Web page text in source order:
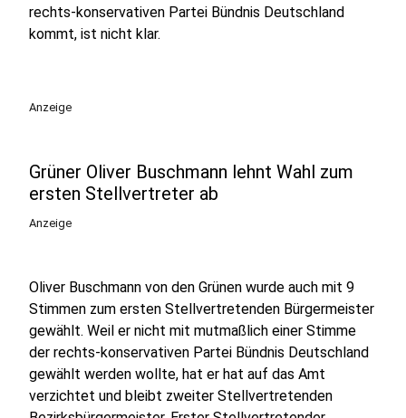
rechts-konservativen Partei Bündnis Deutschland
kommt, ist nicht klar.
Anzeige
Grüner Oliver Buschmann lehnt Wahl zum
ersten Stellvertreter ab
Anzeige
Oliver Buschmann von den Grünen wurde auch mit 9
Stimmen zum ersten Stellvertretenden Bürgermeister
gewählt. Weil er nicht mit mutmaßlich einer Stimme
der rechts-konservativen Partei Bündnis Deutschland
gewählt werden wollte, hat er hat auf das Amt
verzichtet und bleibt zweiter Stellvertretenden